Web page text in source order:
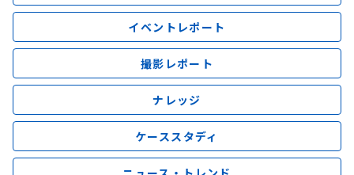
イベントレポート
撮影レポート
ナレッジ
ケーススタディ